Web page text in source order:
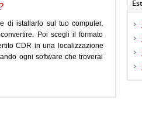
di istallarlo sul tuo computer.
Poi scegli il formato
CDR in una localizzazione
ogni software che troverai